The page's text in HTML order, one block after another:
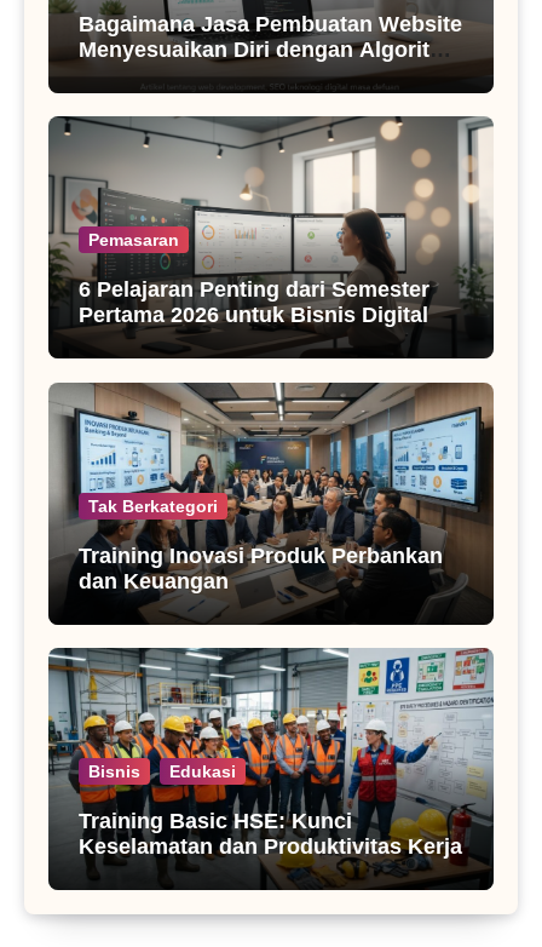
Bagaimana Jasa Pembuatan Website
Menyesuaikan Diri dengan Algoritma
SEO Masa Kini
Pemasaran
6 Pelajaran Penting dari Semester
Pertama 2026 untuk Bisnis Digital
Tak Berkategori
Training Inovasi Produk Perbankan
dan Keuangan
Bisnis Edukasi
Training Basic HSE: Kunci
Keselamatan dan Produktivitas Kerja